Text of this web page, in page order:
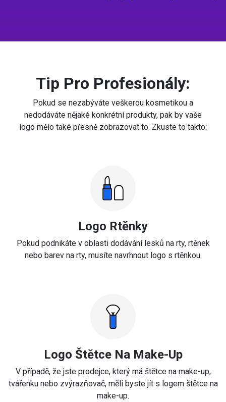
Tip Pro Profesionály:
Pokud se nezabýváte veškerou kosmetikou a
nedodáváte nějaké konkrétní produkty, pak by vaše
logo mělo také přesně zobrazovat to. Zkuste to takto:
Logo Rtěnky
Pokud podnikáte v oblasti dodávání lesků na rty, rtěnek
nebo barev na rty, musíte navrhnout logo s rtěnkou.
Logo Štětce Na Make-Up
V případě, že jste prodejce, který má štětce na make-up,
tvářenku nebo zvýrazňovač, měli byste jít s logem štětce na
make-up.